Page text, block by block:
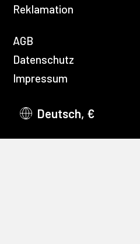
Reklamation
AGB
Datenschutz
Impressum
Deutsch, €